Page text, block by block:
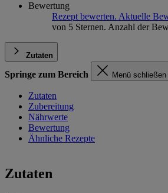
Bewertung
Rezept bewerten. Aktuelle
von 5 Sternen. Anzahl der
Zutaten
Springe zum Bereich Menü schließen
Zutaten
Zubereitung
Nährwerte
Bewertung
Ähnliche Rezepte
Zutaten